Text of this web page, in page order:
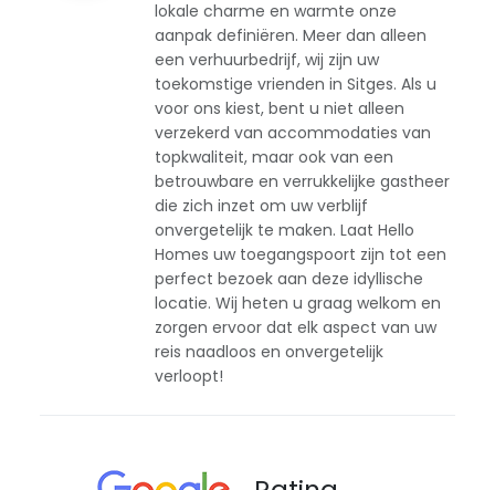
lokale charme en warmte onze
aanpak definiëren. Meer dan alleen
een verhuurbedrijf, wij zijn uw
toekomstige vrienden in Sitges. Als u
voor ons kiest, bent u niet alleen
verzekerd van accommodaties van
topkwaliteit, maar ook van een
betrouwbare en verrukkelijke gastheer
die zich inzet om uw verblijf
onvergetelijk te maken. Laat Hello
Homes uw toegangspoort zijn tot een
perfect bezoek aan deze idyllische
locatie. Wij heten u graag welkom en
zorgen ervoor dat elk aspect van uw
reis naadloos en onvergetelijk
verloopt!